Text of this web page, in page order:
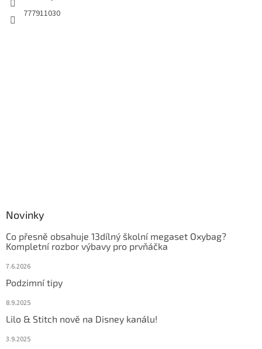
777911030
Novinky
Co přesně obsahuje 13dílný školní megaset Oxybag?
Kompletní rozbor výbavy pro prvňáčka
7.6.2026
Podzimní tipy
8.9.2025
Lilo & Stitch nově na Disney kanálu!
3.9.2025